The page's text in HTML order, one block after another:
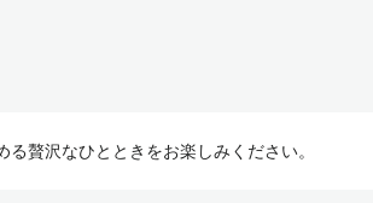
贅沢なひとときをお楽しみください。